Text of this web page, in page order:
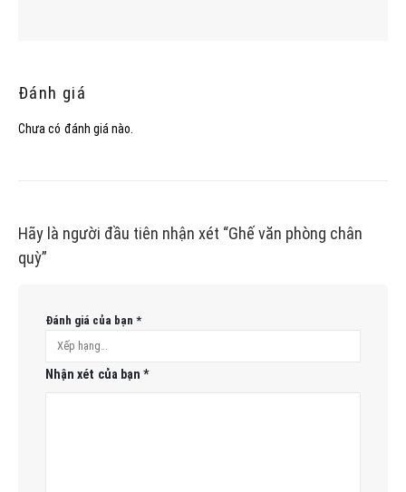
Đánh giá
Chưa có đánh giá nào.
Hãy là người đầu tiên nhận xét “Ghế văn phòng chân
quỳ”
Đánh giá của bạn *
Nhận xét của bạn*